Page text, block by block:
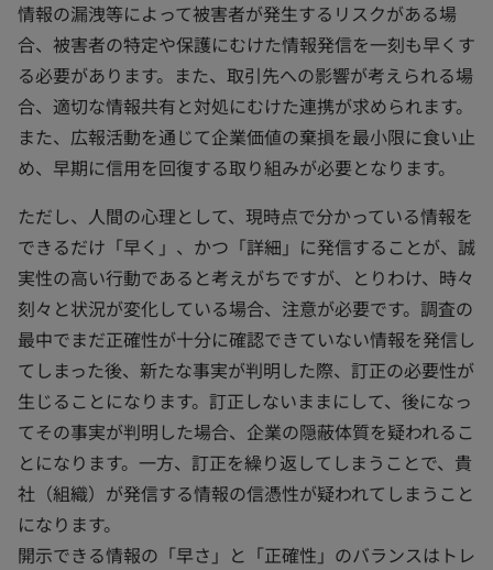
情報の漏洩等によって被害者が発生するリスクがある場
合、被害者の特定や保護にむけた情報発信を一刻も早くす
る必要があります。また、取引先への影響が考えられる場
合、適切な情報共有と対処にむけた連携が求められます。
また、広報活動を通じて企業価値の棄損を最小限に食い止
め、早期に信用を回復する取り組みが必要となります。
ただし、人間の心理として、現時点で分かっている情報を
できるだけ「早く」、かつ「詳細」に発信することが、誠
実性の高い行動であると考えがちですが、とりわけ、時々
刻々と状況が変化している場合、注意が必要です。調査の
最中でまだ正確性が十分に確認できていない情報を発信し
てしまった後、新たな事実が判明した際、訂正の必要性が
生じることになります。訂正しないままにして、後になっ
てその事実が判明した場合、企業の隠蔽体質を疑われるこ
とになります。一方、訂正を繰り返してしまうことで、貴
社（組織）が発信する情報の信憑性が疑われてしまうこと
になります。
開示できる情報の「早さ」と「正確性」のバランスはトレ